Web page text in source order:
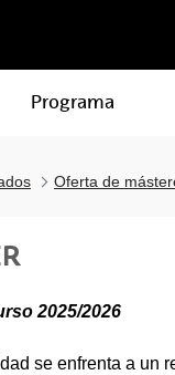
Programa
Oferta de
2025/2026
se enfrenta a un